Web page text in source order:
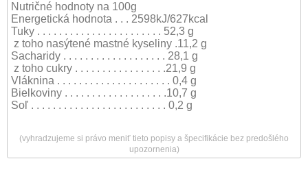
Nutričné hodnoty na 100g
Energetická hodnota . . . 2598kJ/627kcal
Tuky . . . . . . . . . . . . . . . . . . . . . . . 52,3 g
z toho nasýtené mastné kyseliny .11,2 g
Sacharidy . . . . . . . . . . . . . . . . . . . 28,1 g
z toho cukry . . . . . . . . . . . . . . . . .21,9 g
Vláknina . . . . . . . . . . . . . . . . . . . . . 0,4 g
Bielkoviny . . . . . . . . . . . . . . . . . . .10,7 g
Soľ . . . . . . . . . . . . . . . . . . . . . . . . . 0,2 g
(vyhradzujeme si právo meniť tieto popisy a špecifikácie bez predošlého
upozornenia)